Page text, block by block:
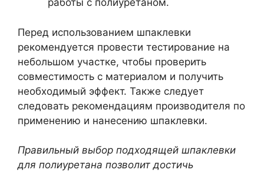
работы с полиуретаном.
Перед использованием шпаклевки
рекомендуется провести тестирование на
небольшом участке, чтобы проверить
совместимость с материалом и получить
необходимый эффект. Также следует
следовать рекомендациям производителя по
применению и нанесению шпаклевки.
Правильный выбор подходящей шпаклевки
для полиуретана позволит достичь